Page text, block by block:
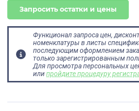
Запросить остатки и цены
Функционал запроса цен,
номенклатуры в листы
последующим оформлением
только зарегистрированным
Для просмотра персональных
илипройдите процедуру